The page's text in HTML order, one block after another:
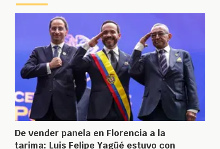
De vender panela en Florencia a la
tarima: Luis Felipe Yagüé estuvo con